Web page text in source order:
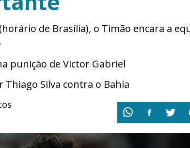
de Brasília), o Timão encara a
punição de Victor Gabriel
Silva contra o Bahia